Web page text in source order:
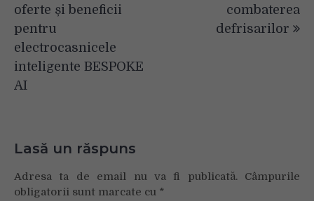
articole
oferte și beneficii
pentru
electrocasnicele
inteligente BESPOKE
AI
combaterea
defrisarilor
Lasă un răspuns
Adresa ta de email nu va fi publicată.Câmpurile
obligatorii sunt marcate cu *